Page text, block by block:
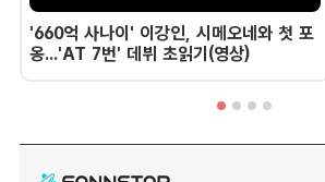
'660억 사나이' 이강인, 시메오네와 첫 포
옹...'AT 7번' 데뷔 초읽기(영상)